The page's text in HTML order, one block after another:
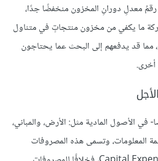
رقمُ معدلِ دورانِ المخزون منخفضًا جدًا،
ما يكفي من مخزون منتجاتٍ في متناول
مما قد يدفعهم إلى البحث عما يحتاجون
في الأصول المادية مثل: الأرض، والمباني،
المعلومات، وتسمى هذه المصروفات